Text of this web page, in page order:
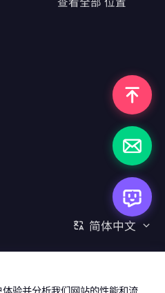
测试广告投放效果
、Glassdoor等职业社
或用户行为分析的防爬机制
汇、加密货币）实时监控
等行业的竞品数据抓取
简体中文